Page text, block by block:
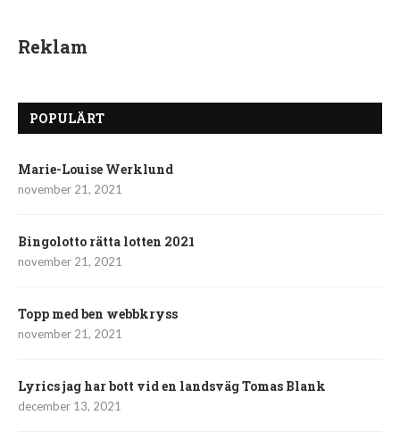
Reklam
POPULÄRT
Marie-Louise Werklund
november 21, 2021
Bingolotto rätta lotten 2021
november 21, 2021
Topp med ben webbkryss
november 21, 2021
Lyrics jag har bott vid en landsväg Tomas Blank
december 13, 2021